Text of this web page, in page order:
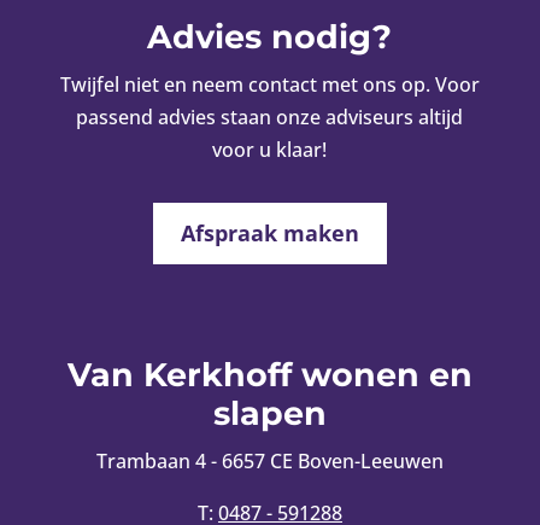
Advies nodig?
Twijfel niet en neem contact met ons op. Voor
passend advies staan onze adviseurs altijd
voor u klaar!
Afspraak maken
Van Kerkhoff wonen en
slapen
Trambaan 4 - 6657 CE Boven-Leeuwen
T: 0487 - 591288